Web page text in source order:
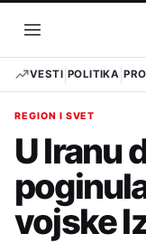
sadržaj
Otvori
meni
VESTI POLITIKA
REGION I SVET
U Iranu
vojske